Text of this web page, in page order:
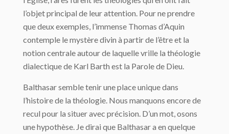
l’objet principal de leur attention. Pour ne prendre
que deux exemples, l’immense Thomas d’Aquin
contemple le mystère divin à partir de l’être et la
notion centrale autour de laquelle vrille la théologie
dialectique de Karl Barth est la Parole de Dieu.
Balthasar semble tenir une place unique dans
l’histoire de la théologie. Nous manquons encore de
recul pour la situer avec précision. D’un mot, osons
une hypothèse. Je dirai que Balthasar a en quelque